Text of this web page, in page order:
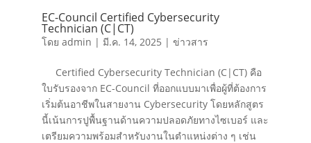
EC-Council Certified Cybersecurity
Technician (C|CT)
โดย admin | มี.ค. 14, 2025 | ข่าวสาร
Certified Cybersecurity Technician (C|CT) คือ
ใบรับรองจาก EC-Council ที่ออกแบบมาเพื่อผู้ที่ต้องการ
เริ่มต้นอาชีพในสายงาน Cybersecurity โดยหลักสูตร
นี้เน้นการปูพื้นฐานด้านความปลอดภัยทางไซเบอร์ และ
เตรียมความพร้อมสำหรับงานในตำแหน่งต่าง ๆ เช่น